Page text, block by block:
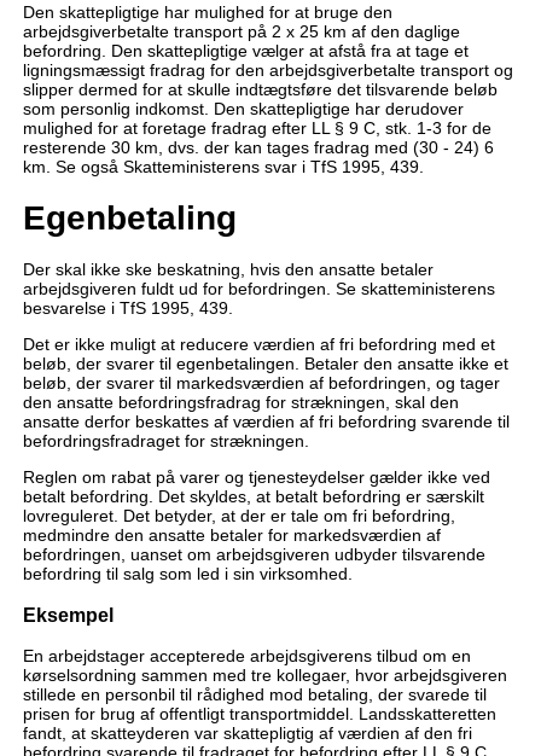
Den skattepligtige har mulighed for at bruge den
arbejdsgiverbetalte transport på 2 x 25 km af den daglige
befordring. Den skattepligtige vælger at afstå fra at tage et
ligningsmæssigt fradrag for den arbejdsgiverbetalte transport og
slipper dermed for at skulle indtægtsføre det tilsvarende beløb
som personlig indkomst. Den skattepligtige har derudover
mulighed for at foretage fradrag efter LL § 9 C, stk. 1-3 for de
resterende 30 km, dvs. der kan tages fradrag med (30 - 24) 6
km. Se også Skatteministerens svar i TfS 1995, 439.
Egenbetaling
Der skal ikke ske beskatning, hvis den ansatte betaler
arbejdsgiveren fuldt ud for befordringen. Se skatteministerens
besvarelse i TfS 1995, 439.
Det er ikke muligt at reducere værdien af fri befordring med et
beløb, der svarer til egenbetalingen. Betaler den ansatte ikke et
beløb, der svarer til markedsværdien af befordringen, og tager
den ansatte befordringsfradrag for strækningen, skal den
ansatte derfor beskattes af værdien af fri befordring svarende til
befordringsfradraget for strækningen.
Reglen om rabat på varer og tjenesteydelser gælder ikke ved
betalt befordring. Det skyldes, at betalt befordring er særskilt
lovreguleret. Det betyder, at der er tale om fri befordring,
medmindre den ansatte betaler for markedsværdien af
befordringen, uanset om arbejdsgiveren udbyder tilsvarende
befordring til salg som led i sin virksomhed.
Eksempel
En arbejdstager accepterede arbejdsgiverens tilbud om en
kørselsordning sammen med tre kollegaer, hvor arbejdsgiveren
stillede en personbil til rådighed mod betaling, der svarede til
prisen for brug af offentligt transportmiddel. Landsskatteretten
fandt, at skatteyderen var skattepligtig af værdien af den fri